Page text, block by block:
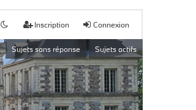
Connexion
Inscription
Sujets sans réponse Sujets actifs